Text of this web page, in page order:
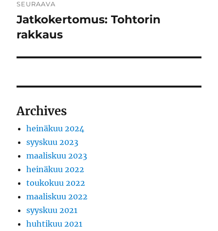
SEURAAVA
Seuraava
artikkeli:
Jatkokertomus: Tohtorin
rakkaus
Archives
heinäkuu 2024
syyskuu 2023
maaliskuu 2023
heinäkuu 2022
toukokuu 2022
maaliskuu 2022
syyskuu 2021
huhtikuu 2021